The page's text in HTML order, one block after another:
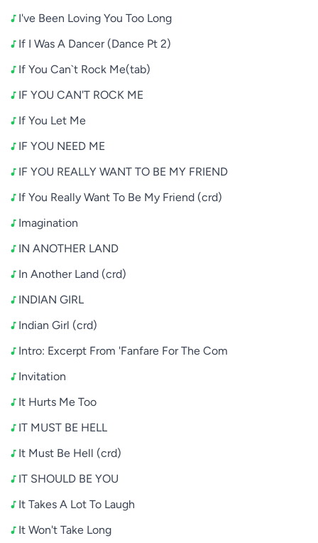
I've Been Loving You Too Long
If I Was A Dancer (Dance Pt 2)
If You Can`t Rock Me(tab)
IF YOU CAN'T ROCK ME
If You Let Me
IF YOU NEED ME
IF YOU REALLY WANT TO BE MY FRIEND
If You Really Want To Be My Friend (crd)
Imagination
IN ANOTHER LAND
In Another Land (crd)
INDIAN GIRL
Indian Girl (crd)
Intro: Excerpt From 'Fanfare For The Com
Invitation
It Hurts Me Too
IT MUST BE HELL
It Must Be Hell (crd)
IT SHOULD BE YOU
It Takes A Lot To Laugh
It Won't Take Long